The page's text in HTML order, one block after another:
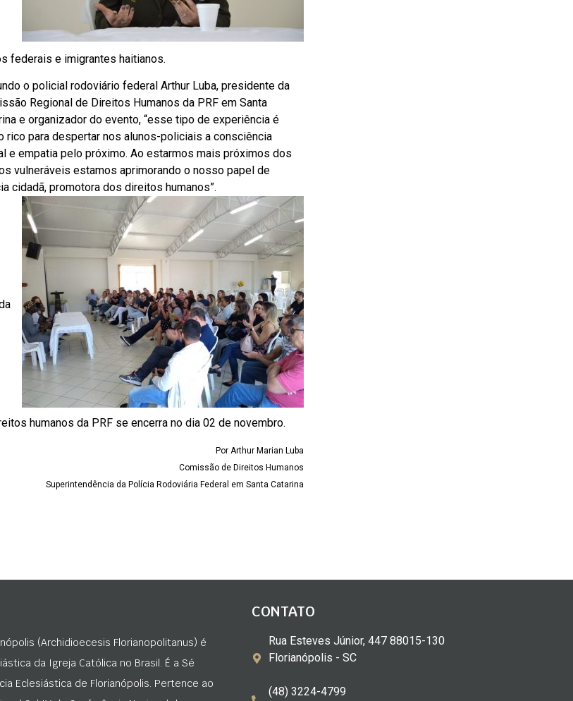
federais e imigrantes haitianos.
o policial rodoviário federal Arthur Luba, presidente da
Regional de Direitos Humanos da PRF em Santa
e organizador do evento, “esse tipo de experiência é
rico para despertar nos alunos-policiais a consciência
e empatia pelo próximo. Ao estarmos mais próximos dos
vulneráveis estamos aprimorando o nosso papel de
cidadã, promotora dos direitos humanos”.
humanos da PRF se encerra no dia 02 de novembro.
Por Arthur Marian Luba
Comissão de Direitos Humanos
Superintendência da Polícia Rodoviária Federal em Santa Catarina
(Archidioecesis Florianopolitanus) é
da Igreja Católica no Brasil. É a Sé
Eclesiástica de Florianópolis. Pertence ao
CONTATO
Rua Esteves Júnior, 447 88015-130
Florianópolis - SC
(48) 3224-4799